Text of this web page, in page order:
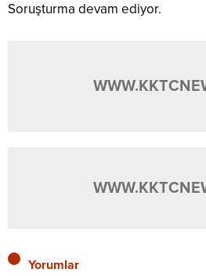
Soruşturma devam ediyor.
Yorumlar